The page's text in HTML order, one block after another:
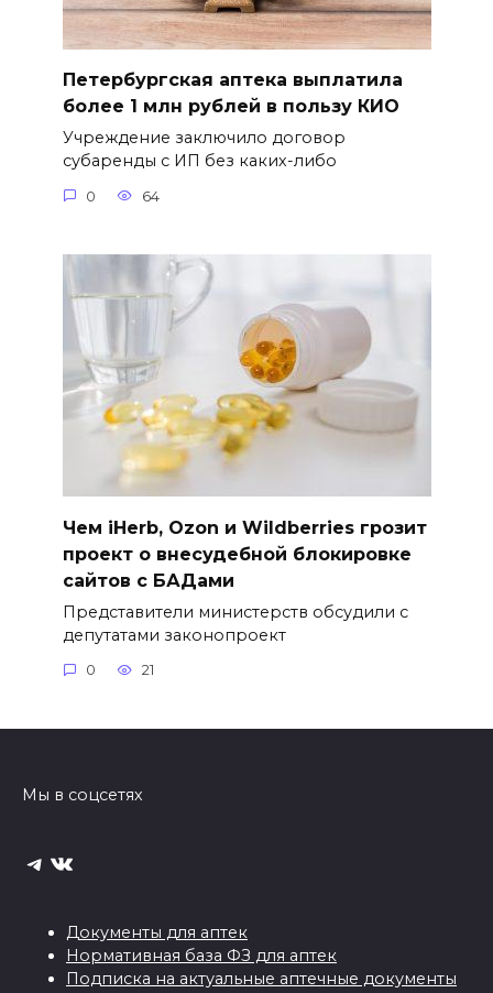
Петербургская аптека выплатила
более 1 млн рублей в пользу КИО
Учреждение заключило договор
субаренды с ИП без каких-либо
0 64
Чем iHerb, Ozon и Wildberries грозит
проект о внесудебной блокировке
сайтов с БАДами
Представители министерств обсудили с
депутатами законопроект
0 21
Мы в соцсетях
Telegram
ВКонтакте
Документы для аптек
Нормативная база ФЗ для аптек
Подписка на актуальные аптечные документы